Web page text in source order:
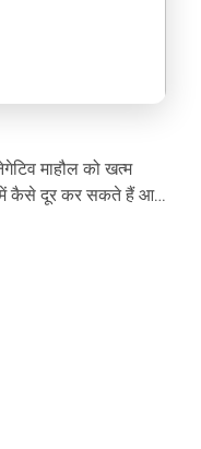
माहौल को खत्म
में कैसे दूर कर सकते हैं आप